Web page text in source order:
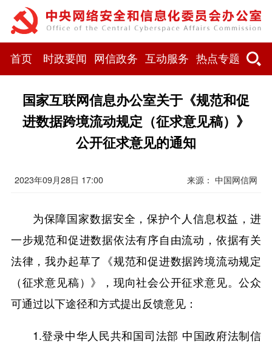
首页 时政要闻 网信政务 互动服务 热点专题
国家互联网信息办公室关于《规范和促
进数据跨境流动规定（征求意见稿）》
公开征求意见的通知
2023年09月28日 17:00 来源： 中国网信网
为保障国家数据安全，保护个人信息权益，进
一步规范和促进数据依法有序自由流动，依据有关
法律，我办起草了《规范和促进数据跨境流动规定
（征求意见稿）》，现向社会公开征求意见。公众
可通过以下途径和方式提出反馈意见：
1.登录中华人民共和国司法部 中国政府法制信